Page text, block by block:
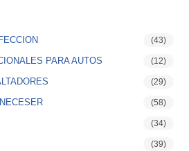
(43)
PARA AUTOS (12)
(29)
(58)
(34)
(39)